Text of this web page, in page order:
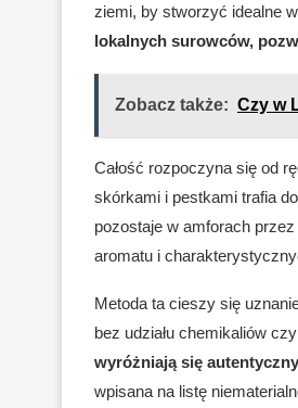
ziemi, by stworzyć idealne
lokalnych surowców,
Zobacz także: Czy w
Całość rozpoczyna się od
skórkami i pestkami trafia
pozostaje w amforach
aromatu i
Metoda ta cieszy się
bez udziału chemikaliów
wyróżniają się
wpisana na listę